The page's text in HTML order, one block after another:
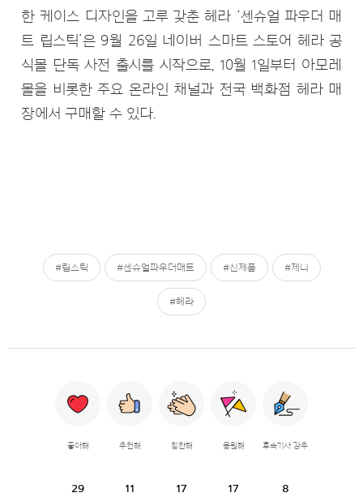
한 케이스 디자인을 고루 갖춘 헤라 ‘센슈얼 파우더 매
트 립스틱’은 9월 26일 네이버 스마트 스토어 헤라 공
식몰 단독 사전 출시를 시작으로, 10월 1일부터 아모레
몰을 비롯한 주요 온라인 채널과 전국 백화점 헤라 매
장에서 구매할 수 있다.
#립스틱 #센슈얼파우더매트 #신제품 #제니
#헤라
좋아해
29
추천해
11
칭찬해
17
응원해
17
후속기사 강추
8